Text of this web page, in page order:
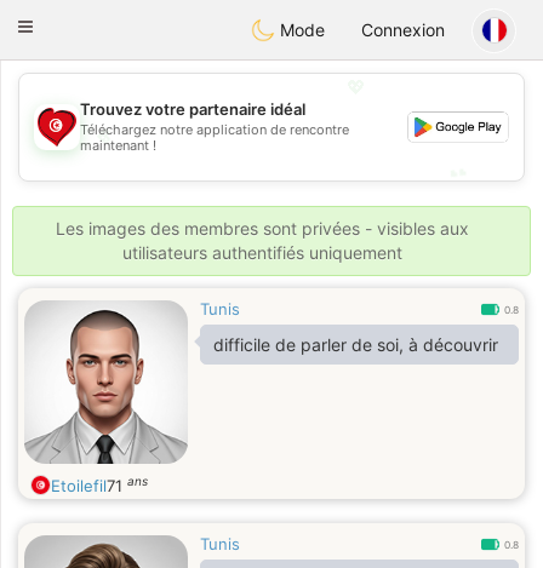
Tunisia Dating
Toggle
Mode Connexion
💖
💕
Trouvez votre partenaire idéal
Téléchargez notre application de rencontre
maintenant !
Les images des membres sont privées - visibles aux
utilisateurs authentifiés uniquement
Tunis 0.8
difficile de parler de soi, à découvrir
Etoilefil71 ans
Tunis 0.8